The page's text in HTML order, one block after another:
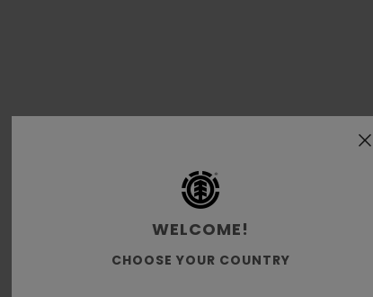
WELCOME!
CHOOSE YOUR COUNTRY